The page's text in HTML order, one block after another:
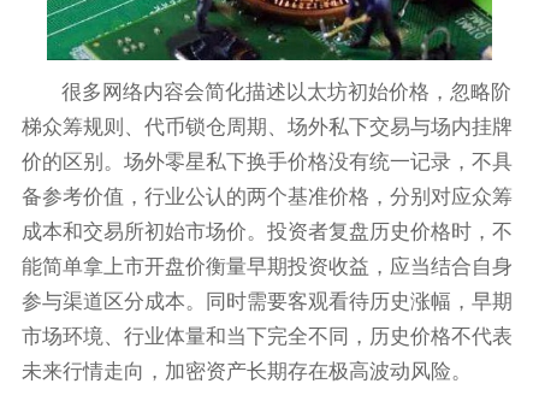
很多网络内容会简化描述以太坊初始价格，忽略阶
梯众筹规则、代币锁仓周期、场外私下交易与场内挂牌
价的区别。场外零星私下换手价格没有统一记录，不具
备参考价值，行业公认的两个基准价格，分别对应众筹
成本和交易所初始市场价。投资者复盘历史价格时，不
能简单拿上市开盘价衡量早期投资收益，应当结合自身
参与渠道区分成本。同时需要客观看待历史涨幅，早期
市场环境、行业体量和当下完全不同，历史价格不代表
未来行情走向，加密资产长期存在极高波动风险。